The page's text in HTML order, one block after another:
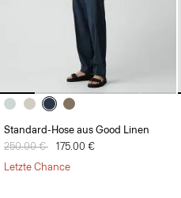
Standard-Hose aus Good Linen
Preis reduziert von
250.00 € auf
175.00 €
Letzte Chance